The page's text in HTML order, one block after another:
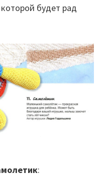
которой будет рад
: